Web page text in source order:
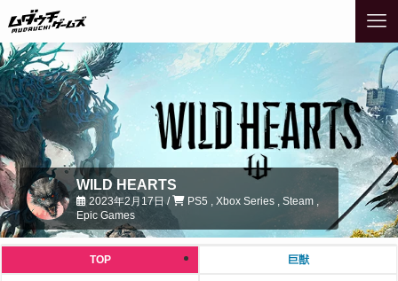
WILD HEARTS
2023年2月17日 /
PS5 , Xbox Series , Steam ,
Epic Games
TOP 巨獣